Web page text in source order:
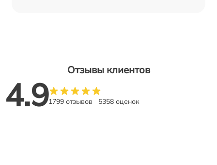
Отзывы клиентов
4.91799 отзывов 5358 оценок